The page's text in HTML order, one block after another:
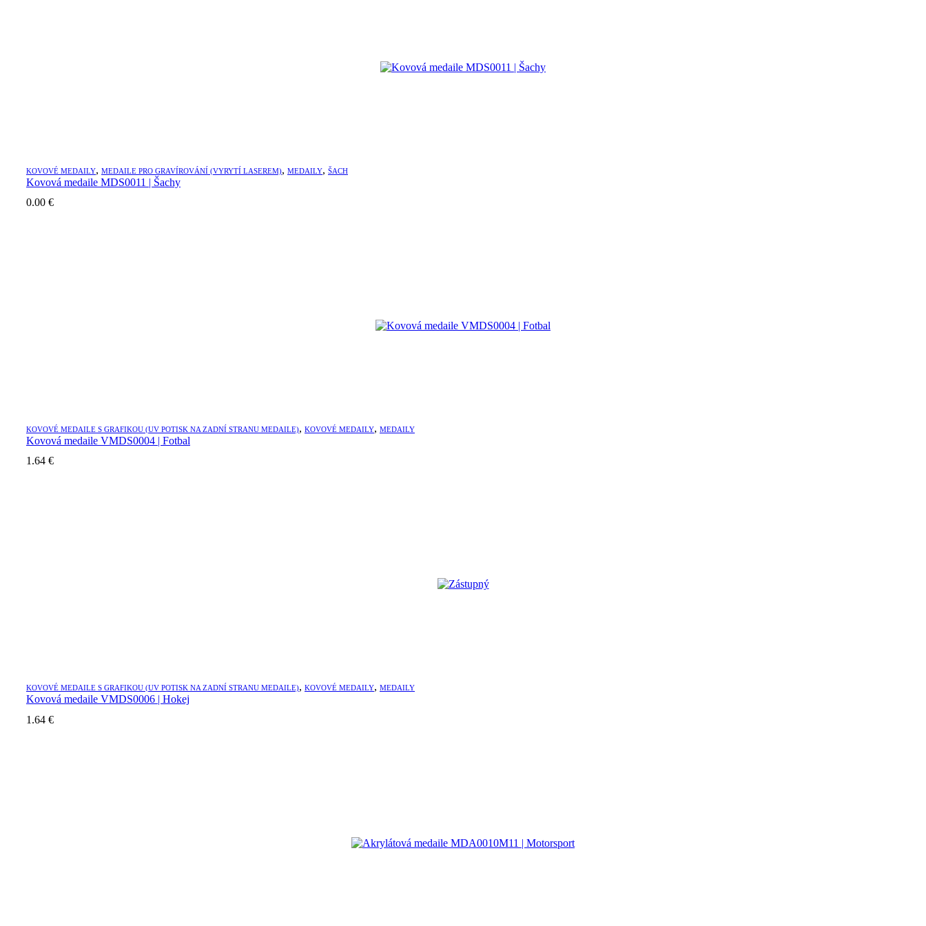
KOVOVÉ MEDAILY, MEDAILE PRO GRAVÍROVÁNÍ (VYRYTÍ LASEREM), MEDAILY, ŠACH
Kovová medaile MDS0011 | Šachy
0.00 €
KOVOVÉ MEDAILE S GRAFIKOU (UV POTISK NA ZADNÍ STRANU MEDAILE), KOVOVÉ MEDAILY, MEDAILY
Kovová medaile VMDS0004 | Fotbal
1.64 €
KOVOVÉ MEDAILE S GRAFIKOU (UV POTISK NA ZADNÍ STRANU MEDAILE), KOVOVÉ MEDAILY, MEDAILY
Kovová medaile VMDS0006 | Hokej
1.64 €